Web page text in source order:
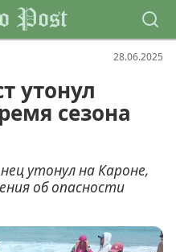
Post
28.06.2025
утонул
сезона
утонул на Кароне,
об опасности